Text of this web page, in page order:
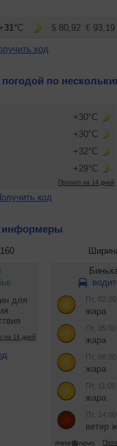
код
по
код
информеры